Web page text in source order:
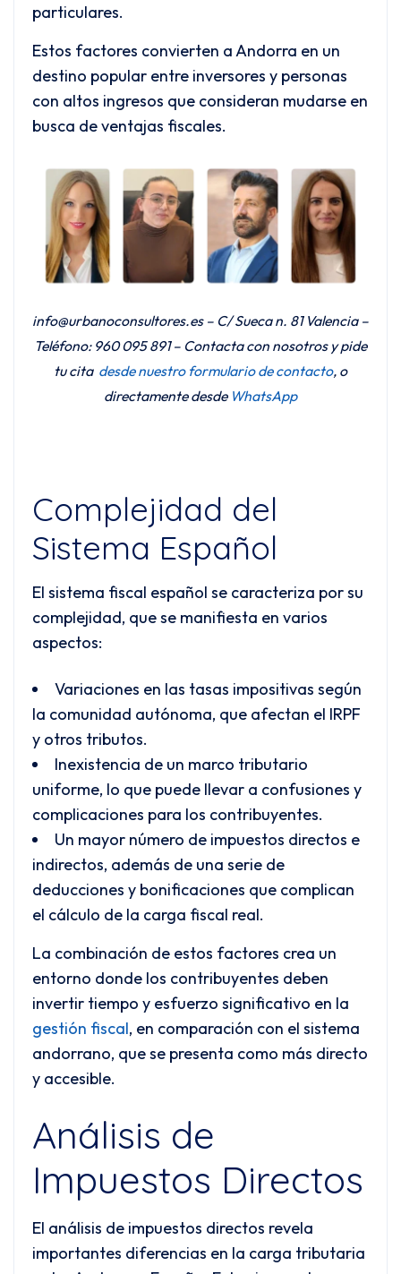
particulares.
Estos factores convierten a Andorra en un
destino popular entre inversores y personas
con altos ingresos que consideran mudarse en
busca de ventajas fiscales.
info@urbanoconsultores.es – C/ Sueca n. 81 Valencia –
Teléfono: 960 095 891 – Contacta con nosotros y pide
tu cita desde nuestro formulario de contacto, o
directamente desde WhatsApp
Complejidad del
Sistema Español
El sistema fiscal español se caracteriza por su
complejidad, que se manifiesta en varios
aspectos:
Variaciones en las tasas impositivas según
la comunidad autónoma, que afectan el IRPF
y otros tributos.
Inexistencia de un marco tributario
uniforme, lo que puede llevar a confusiones y
complicaciones para los contribuyentes.
Un mayor número de impuestos directos e
indirectos, además de una serie de
deducciones y bonificaciones que complican
el cálculo de la carga fiscal real.
La combinación de estos factores crea un
entorno donde los contribuyentes deben
invertir tiempo y esfuerzo significativo en la
gestión fiscal, en comparación con el sistema
andorrano, que se presenta como más directo
y accesible.
Análisis de
Impuestos Directos
El análisis de impuestos directos revela
importantes diferencias en la carga tributaria